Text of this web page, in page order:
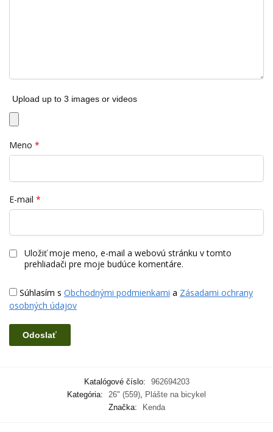
Upload up to 3 images or videos
Meno *
E-mail *
Uložiť moje meno, e-mail a webovú stránku v tomto
prehliadači pre moje budúce komentáre.
Súhlasím s Obchodnými podmienkami a Zásadami ochrany
osobných údajov
Katalógové číslo:
962694203
Kategória:
26" (559), Plášte na bicykel
Značka:
Kenda